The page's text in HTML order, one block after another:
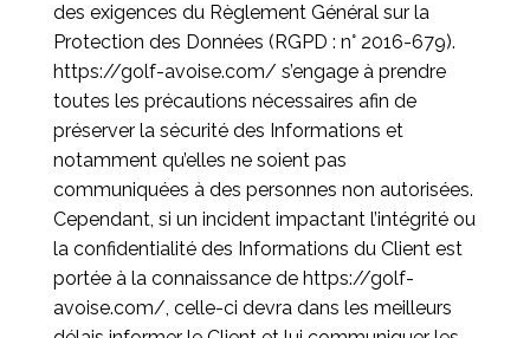
des exigences du Règlement Général sur la
Protection des Données (RGPD : n° 2016-679).
https://golf-avoise.com/ s’engage à prendre
toutes les précautions nécessaires afin de
préserver la sécurité des Informations et
notamment qu’elles ne soient pas
communiquées à des personnes non autorisées.
Cependant, si un incident impactant l’intégrité ou
la confidentialité des Informations du Client est
portée à la connaissance de https://golf-
avoise.com/, celle-ci devra dans les meilleurs